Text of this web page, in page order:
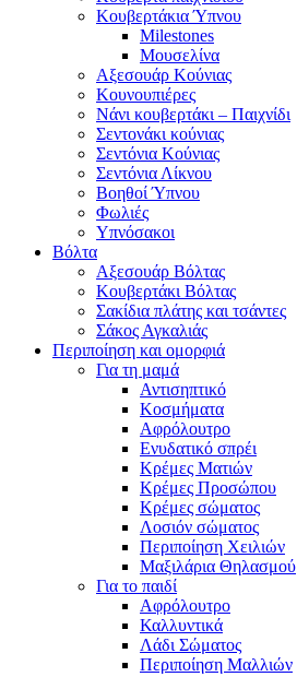
Κουβερτάκια Ύπνου
Milestones
Μουσελίνα
Αξεσουάρ Κούνιας
Κουνουπιέρες
Νάνι κουβερτάκι – Παιχνίδι
Σεντονάκι κούνιας
Σεντόνια Κούνιας
Σεντόνια Λίκνου
Βοηθοί Ύπνου
Φωλιές
Υπνόσακοι
Βόλτα
Αξεσουάρ Βόλτας
Κουβερτάκι Βόλτας
Σακίδια πλάτης και τσάντες
Σάκος Αγκαλιάς
Περιποίηση και ομορφιά
Για τη μαμά
Αντισηπτικό
Κοσμήματα
Αφρόλουτρο
Ενυδατικό σπρέι
Κρέμες Ματιών
Κρέμες Προσώπου
Κρέμες σώματος
Λοσιόν σώματος
Περιποίηση Χειλιών
Μαξιλάρια Θηλασμού
Για το παιδί
Αφρόλουτρο
Καλλυντικά
Λάδι Σώματος
Περιποίηση Μαλλιών